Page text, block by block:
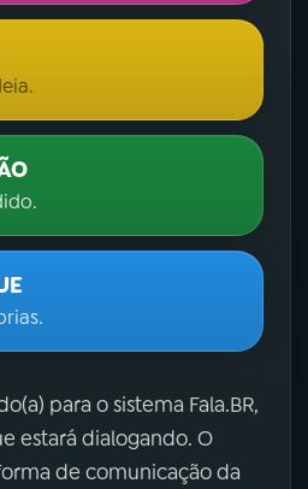
para o sistema Fala.BR,
estará dialogando. O
de comunicação da